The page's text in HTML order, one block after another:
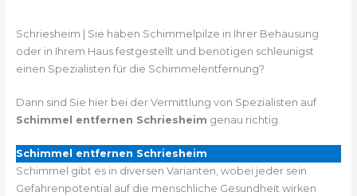
Schriesheim | Sie haben Schimmelpilze in Ihrer Behausung
oder in Ihrem Haus festgestellt und benötigen schleunigst
einen Spezialisten für die Schimmelentfernung?
Dann sind Sie hier bei der Vermittlung von Spezialisten auf
Schimmel entfernen Schriesheim genau richtig.
Schimmel entfernen Schriesheim
Schimmel gibt es in diversen Varianten, wobei jeder sein
Gefahrenpotential auf die menschliche Gesundheit wirken